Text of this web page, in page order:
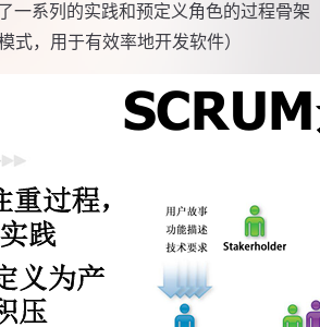
一系列的实践和预定义角色的过程骨架
式，用于有效率地开发软件）